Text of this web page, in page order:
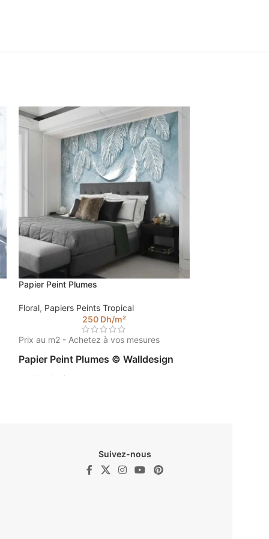
Papier Peint Plumes
Floral, Papiers Peints Tropical
250 Dh/m²
Prix au m2 - Achetez à vos mesures
Papier Peint Plumes © Walldesign
Veuillez insérer vos mesures pour calculer
Suivez-nous